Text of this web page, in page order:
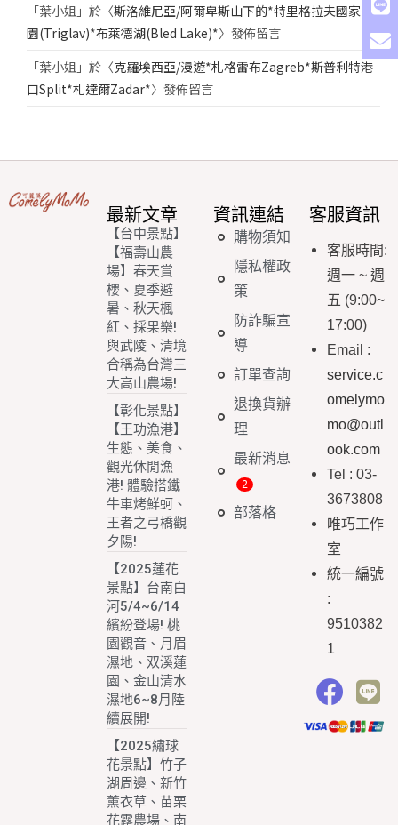
「葉小姐 」於〈斯洛維尼亞/阿爾卑斯山下的*特里格拉夫國家公
園(Triglav)*布萊德湖(Bled Lake)*〉發佈留言
「葉小姐 」於〈克羅埃西亞/漫遊*札格雷布Zagreb*斯普利特港
口Split*札達爾Zadar*〉發佈留言
最新文章
【台中景點】
【福壽山農
場】春天賞
櫻、夏季避
暑、秋天楓
紅、採果樂!
與武陵、清境
合稱為台灣三
大高山農場!
【彰化景點】
【王功漁港】
生態、美食、
觀光休閒漁
港! 體驗搭鐵
牛車烤鮮蚵、
王者之弓橋觀
夕陽!
【2025蓮花
景點】台南白
河5/4~6/14
繽紛登場! 桃
園觀音、月眉
濕地、双溪蓮
園、金山清水
濕地6~8月陸
續展開!
【2025繡球
花景點】竹子
湖周邊、新竹
薰衣草、苗栗
花露農場、南
資訊連結
購物須知
隱私權政
策
防詐騙宣
導
訂單查詢
退換貨辦
理
最新消息
部落格
客服資訊
客服時間:
週一 ~ 週
五 (9:00~
17:00)
Email :
service.c
omelymo
mo@outl
ook.com
Tel : 03-
3673808
唯巧工作
室
統一編號
:
9510382
1